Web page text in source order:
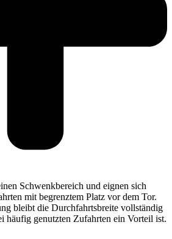
Schwenkbereich und eignen sich
mit begrenztem Platz vor dem Tor.
bleibt die Durchfahrtsbreite vollständig
häufig genutzten Zufahrten ein Vorteil ist.